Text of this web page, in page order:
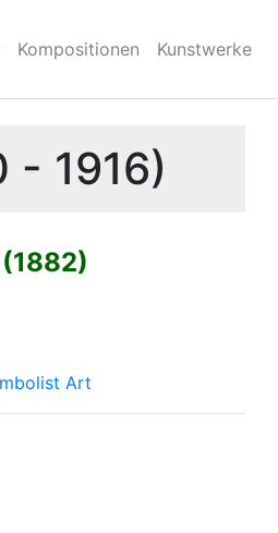
Kompositionen Kunstwerke
- 1916)
Art